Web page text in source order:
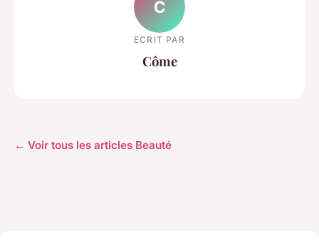
C
ECRIT PAR
Côme
← Voir tous les articles Beauté